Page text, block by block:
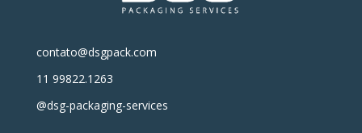
contato@dsgpack.com
11 99822.1263
@dsg-packaging-services